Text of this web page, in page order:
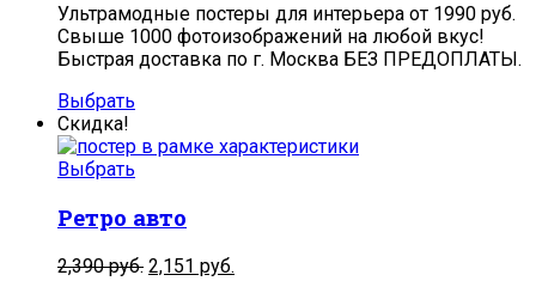
Ультрамодные постеры для интерьера от 1990 руб.
Свыше 1000 фотоизображений на любой вкус!
Быстрая доставка по г. Москва БЕЗ ПРЕДОПЛАТЫ.
Выбрать
Скидка!
Выбрать
Ретро авто
2,390руб. 2,151 руб.